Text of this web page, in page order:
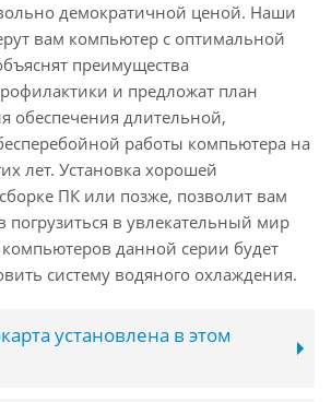
демократичной ценой. Наши
вам компьютер с оптимальной
преимущества
и предложат план
обеспечения длительной,
работы компьютера на
лет. Установка хорошей
ПК или позже, позволит вам
погрузиться в увлекательный мир
данной серии будет
систему водяного охлаждения.
установлена в этом